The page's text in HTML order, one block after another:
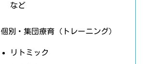
など
個別・集団療育（トレーニング）
リトミック